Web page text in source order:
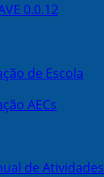
0.0.12
de Escola
AECs
de Atividades